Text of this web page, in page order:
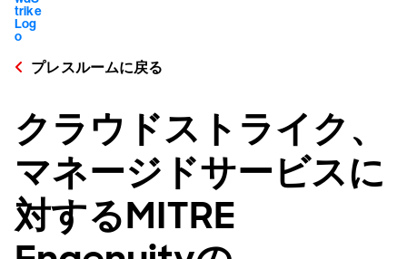
プレスルームに戻る
クラウドストライク、
マネージドサービスに
対するMITRE